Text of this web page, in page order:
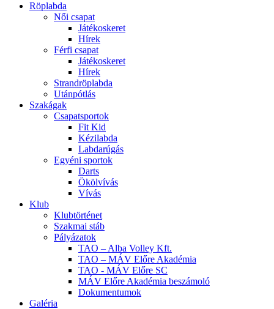
Röplabda
Női csapat
Játékoskeret
Hírek
Férfi csapat
Játékoskeret
Hírek
Strandröplabda
Utánpótlás
Szakágak
Csapatsportok
Fit Kid
Kézilabda
Labdarúgás
Egyéni sportok
Darts
Ökölvívás
Vívás
Klub
Klubtörténet
Szakmai stáb
Pályázatok
TAO – Alba Volley Kft.
TAO – MÁV Előre Akadémia
TAO - MÁV Előre SC
MÁV Előre Akadémia beszámoló
Dokumentumok
Galéria